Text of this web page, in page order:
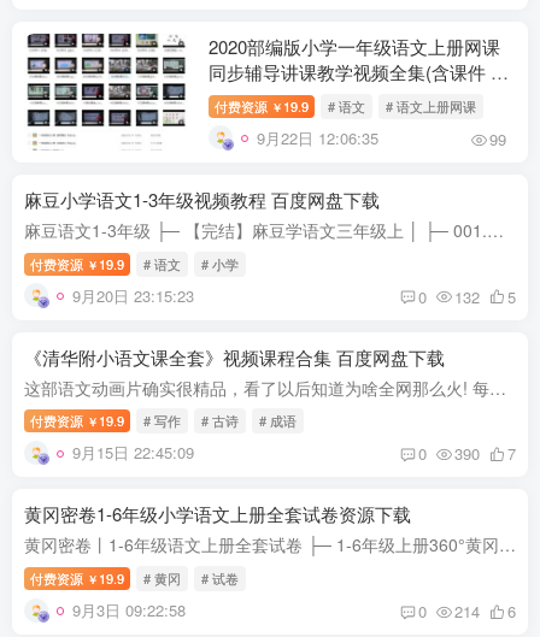
2020部编版小学一年级语文上册网课
同步辅导讲课教学视频全集(含课件 45
讲)百度网盘下载
付费资源 ￥ 19.9 # 语文 # 语文上册网课
9月22日 12:06:35 99
麻豆小学语文1-3年级视频教程 百度网盘下载
麻豆语文1-3年级 ├─ 【完结】麻豆学语文三年级上 │ ├─ 001.mp4 │ ├─ 002.mp4 │ ├─ 003.mp4 │ ├─ 004.mp4 │ ├─ 005.mp4 │ ├─ 006.mp4 │ ├─ 007.mp4 │ ├─ 008.mp4 │ ...
付费资源 ￥ 19.9 # 语文 # 小学
9月20日 23:15:23 0 132 5
《清华附小语文课全套》视频课程合集 百度网盘下载
这部语文动画片确实很精品，看了以后知道为啥全网那么火! 每个视频短小精炼，但是能直击要点;每个视频4-5分钟，知识点清晰明了! 1、妙解生字、妙解成语、妙解古诗…… 2、神奇的部首、神奇的偏...
付费资源 ￥ 19.9 # 写作 # 古诗 # 成语
9月15日 22:45:09 0 390 7
黄冈密卷1-6年级小学语文上册全套试卷资源下载
黄冈密卷丨1-6年级语文上册全套试卷 ├─ 1-6年级上册360°黄冈密卷答案 │ ├─ 一上答案1.jpg │ ├─ 一上答案2.jpg │ ├─ 一上答案3.jpg │ ├─ 一上答案4.jpg │ ├─ 二上答案1.jpg │...
付费资源 ￥ 19.9 # 黄冈 # 试卷
9月3日 09:22:58 0 214 6